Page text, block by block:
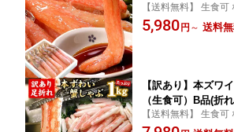
可）特大〜大（旧
中〜小サイズ ズワ
【送料無料】 生食可
嬉しい選べるサイズ
も！
5,980円 ～ 送料
【訳あり】本ズワ
（生食可）B品(折
いがに ずわい蟹
【送料無料】 生食可
大量1キロ入り！ ご